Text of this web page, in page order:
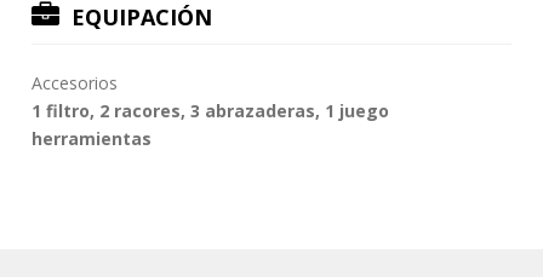
EQUIPACIÓN
Accesorios
1 filtro, 2 racores, 3 abrazaderas, 1 juego
herramientas